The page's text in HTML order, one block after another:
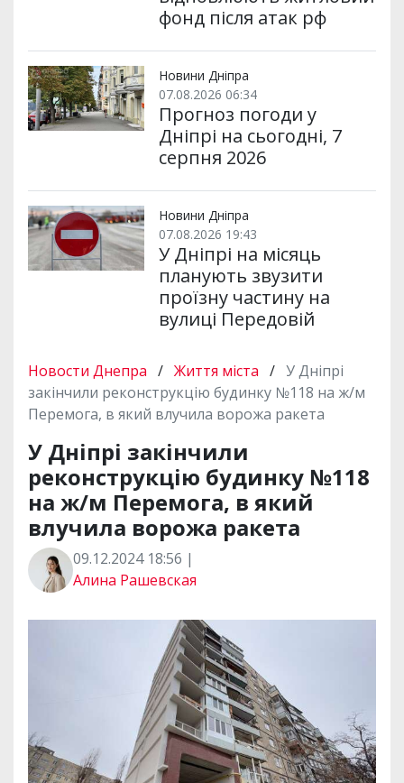
фонд після атак рф
Новини Дніпра
07.08.2026 06:34
Прогноз погоди у
Дніпрі на сьогодні, 7
серпня 2026
Новини Дніпра
07.08.2026 19:43
У Дніпрі на місяць
планують звузити
проїзну частину на
вулиці Передовій
Новости Днепра / Життя міста / У Дніпрі
закінчили реконструкцію будинку №118 на ж/м
Перемога, в який влучила ворожа ракета
У Дніпрі закінчили
реконструкцію будинку №118
на ж/м Перемога, в який
влучила ворожа ракета
09.12.2024 18:56 |
Алина Рашевская